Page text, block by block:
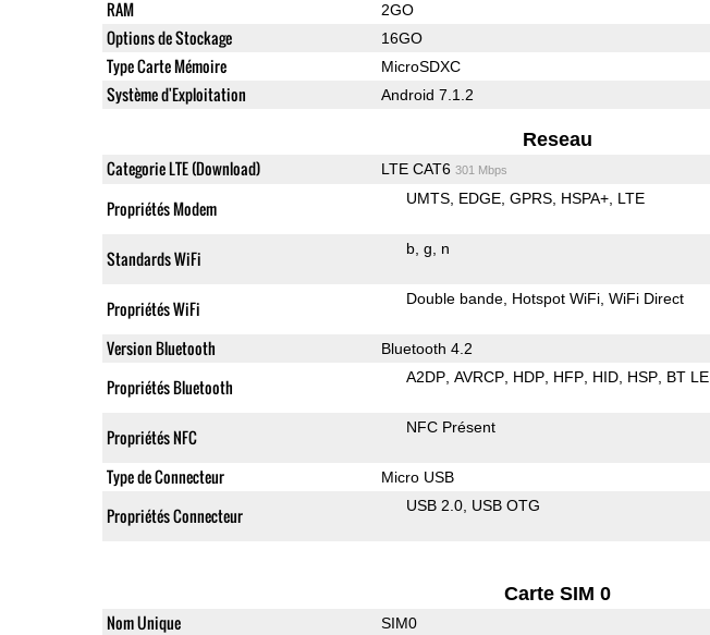
RAM 2GO
Options de Stockage 16GO
Type Carte Mémoire MicroSDXC
Système d'Exploitation Android 7.1.2
Reseau
Categorie LTE (Download) LTE CAT6 301 Mbps
Propriétés Modem UMTS EDGE GPRS HSPA+ LTE
Standards WiFi b g n
Propriétés WiFi Double bande Hotspot WiFi WiFi Direct
Version Bluetooth Bluetooth 4.2
Propriétés Bluetooth A2DP AVRCP HDP HFP HID HSP BT LE
Propriétés NFC NFC Présent
Type de Connecteur Micro USB
Propriétés Connecteur USB 2.0 USB OTG
Carte SIM 0
Nom Unique SIM0